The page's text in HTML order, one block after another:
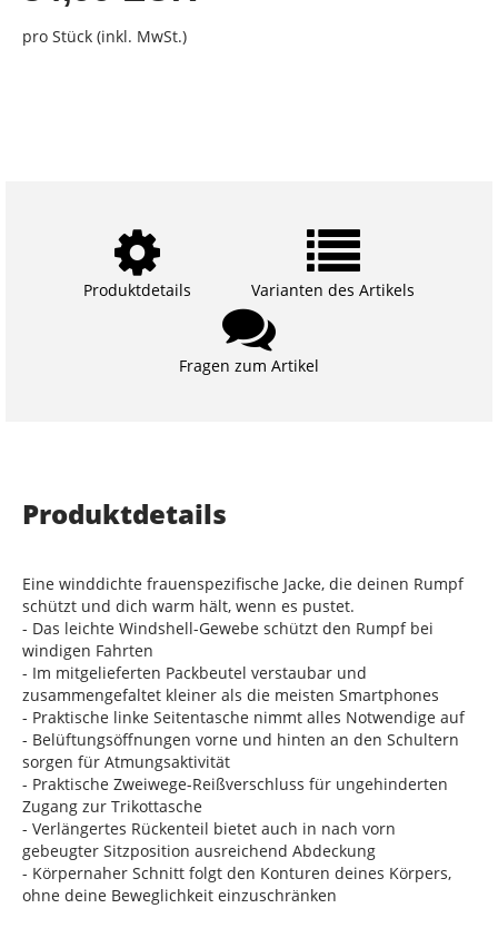
pro Stück (inkl. MwSt.)
Produktdetails Varianten des Artikels
Fragen zum Artikel
Produktdetails
Eine winddichte frauenspezifische Jacke, die deinen Rumpf
schützt und dich warm hält, wenn es pustet.
- Das leichte Windshell-Gewebe schützt den Rumpf bei
windigen Fahrten
- Im mitgelieferten Packbeutel verstaubar und
zusammengefaltet kleiner als die meisten Smartphones
- Praktische linke Seitentasche nimmt alles Notwendige auf
- Belüftungsöffnungen vorne und hinten an den Schultern
sorgen für Atmungsaktivität
- Praktische Zweiwege-Reißverschluss für ungehinderten
Zugang zur Trikottasche
- Verlängertes Rückenteil bietet auch in nach vorn
gebeugter Sitzposition ausreichend Abdeckung
- Körpernaher Schnitt folgt den Konturen deines Körpers,
ohne deine Beweglichkeit einzuschränken